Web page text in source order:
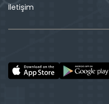
İletişim